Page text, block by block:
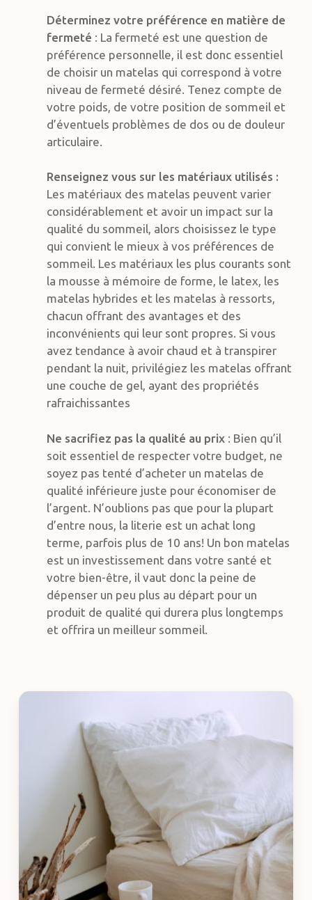
Déterminez votre préférence en matière de
fermeté : La fermeté est une question de
préférence personnelle, il est donc essentiel
de choisir un matelas qui correspond à votre
niveau de fermeté désiré. Tenez compte de
votre poids, de votre position de sommeil et
d’éventuels problèmes de dos ou de douleur
articulaire.
Renseignez vous sur les matériaux utilisés :
Les matériaux des matelas peuvent varier
considérablement et avoir un impact sur la
qualité du sommeil, alors choisissez le type
qui convient le mieux à vos préférences de
sommeil. Les matériaux les plus courants sont
la mousse à mémoire de forme, le latex, les
matelas hybrides et les matelas à ressorts,
chacun offrant des avantages et des
inconvénients qui leur sont propres. Si vous
avez tendance à avoir chaud et à transpirer
pendant la nuit, privilégiez les matelas offrant
une couche de gel, ayant des propriétés
rafraichissantes
Ne sacrifiez pas la qualité au prix: Bien qu’il
soit essentiel de respecter votre budget, ne
soyez pas tenté d’acheter un matelas de
qualité inférieure juste pour économiser de
l’argent. N’oublions pas que pour la plupart
d’entre nous, la literie est un achat long
terme, parfois plus de 10 ans! Un bon matelas
est un investissement dans votre santé et
votre bien-être, il vaut donc la peine de
dépenser un peu plus au départ pour un
produit de qualité qui durera plus longtemps
et offrira un meilleur sommeil.